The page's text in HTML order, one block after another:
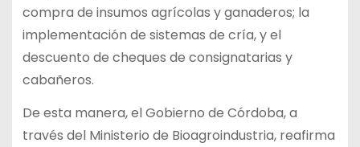
compra de insumos agrícolas y ganaderos; la
implementación de sistemas de cría, y el
descuento de cheques de consignatarias y
cabañeros.
De esta manera, el Gobierno de Córdoba, a
través del Ministerio de Bioagroindustria, reafirma